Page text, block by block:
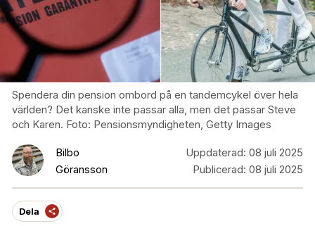
Spendera din pension ombord på en tandemcykel över hela
världen? Det kanske inte passar alla, men det passar Steve
och Karen. Foto: Pensionsmyndigheten, Getty Images
Bilbo
Göransson
Uppdaterad: 08 juli 2025
Publicerad: 08 juli 2025
Dela